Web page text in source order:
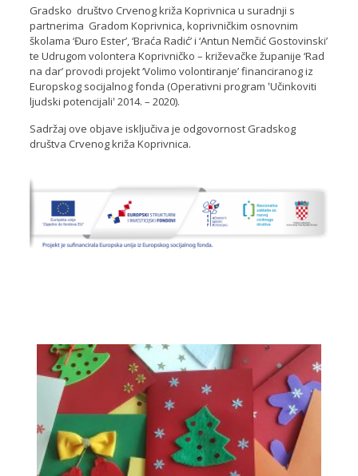
Gradsko društvo Crvenog križa Koprivnica u suradnji s
partnerima Gradom Koprivnica, koprivničkim osnovnim
školama ‘Đuro Ester’, ‘Braća Radić’ i ‘Antun Nemčić Gostovinski’
te Udrugom volontera Koprivničko – križevačke županije ‘Rad
na dar’ provodi projekt ‘Volimo volontiranje’ financiranog iz
Europskog socijalnog fonda (Operativni program ʹUčinkoviti
ljudski potencijaliʹ 2014. – 2020).
Sadržaj ove objave isključiva je odgovornost Gradskog
društva Crvenog križa Koprivnica.